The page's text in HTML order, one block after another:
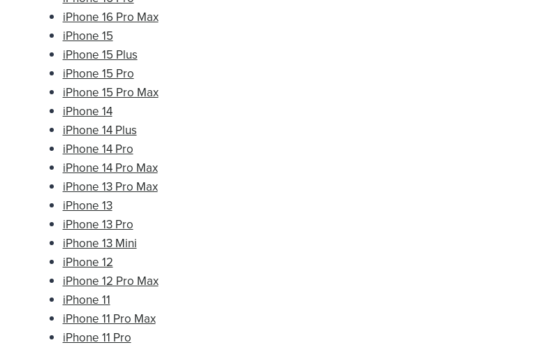
iPhone 16 Pro Max
iPhone 15
iPhone 15 Plus
iPhone 15 Pro
iPhone 15 Pro Max
iPhone 14
iPhone 14 Plus
iPhone 14 Pro
iPhone 14 Pro Max
iPhone 13 Pro Max
iPhone 13
iPhone 13 Pro
iPhone 13 Mini
iPhone 12
iPhone 12 Pro Max
iPhone 11
iPhone 11 Pro Max
iPhone 11 Pro